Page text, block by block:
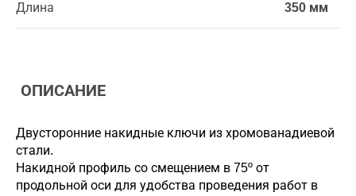
Длина 350 мм
ОПИСАНИЕ
Двусторонние накидные ключи из хромованадиевой
стали.
Накидной профиль со смещением в 75º от
продольной оси для удобства проведения работ в